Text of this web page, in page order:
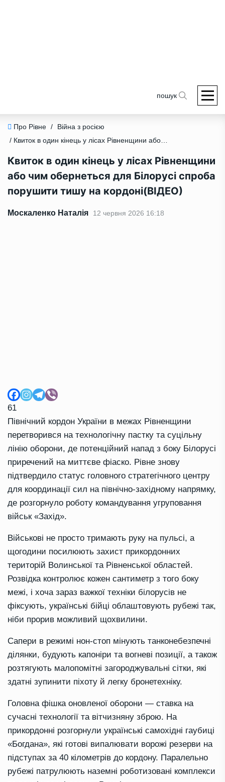
пошук
Про Рівне /
Війна з росією
/ Квиток в один кінець у лісах Рівненщини або чим обернеться для Білорусі спроба порушити тишу на кордоні(ВІДЕО)
Квиток в один кінець у лісах Рівненщини
або чим обернеться для Білорусі спроба
порушити тишу на кордоні(ВІДЕО)
Москаленко Наталія 12 червня 2026 16:18
61
Північний кордон України в межах Рівненщини
перетворився на технологічну пастку та суцільну
лінію оборони, де потенційний напад з боку Білорусі
приречений на миттєве фіаско. Рівне знову
підтвердило статус головного стратегічного центру
для координації сил на північно-західному напрямку,
де розгорнуло роботу командування угруповання
військ «Захід».
Військові не просто тримають руку на пульсі, а
щогодини посилюють захист прикордонних
територій Волинської та Рівненської областей.
Розвідка контролює кожен сантиметр з того боку
межі, і хоча зараз важкої техніки білорусів не
фіксують, українські бійці облаштовують рубежі так,
ніби прорив можливий щохвилини.
Сапери в режимі нон-стоп мінують танконебезпечні
ділянки, будують капоніри та вогневі позиції, а також
розтягують малопомітні загороджувальні сітки, які
здатні зупинити піхоту й легку бронетехніку.
Головна фішка оновленої оборони — ставка на
сучасні технології та вітчизняну зброю. На
прикордонні розгорнули українські самохідні гаубиці
«Богдана», які готові випалювати ворожі резерви на
підступах за 40 кілометрів до кордону. Паралельно
рубежі патрулюють наземні роботизовані комплекси